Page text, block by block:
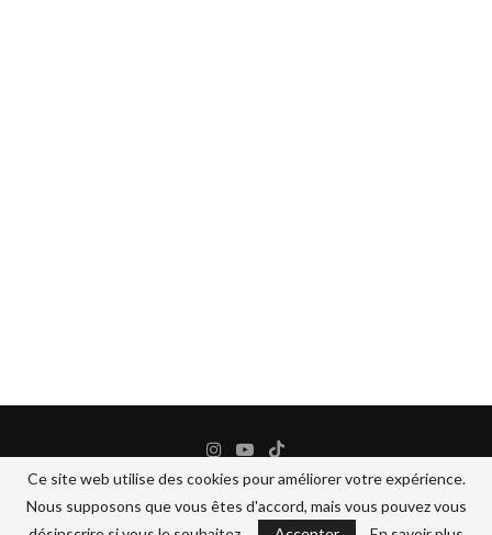
BANANEJAUNE COSMETIQUES
Ce site web utilise des cookies pour améliorer votre expérience.
Nous supposons que vous êtes d'accord, mais vous pouvez vous